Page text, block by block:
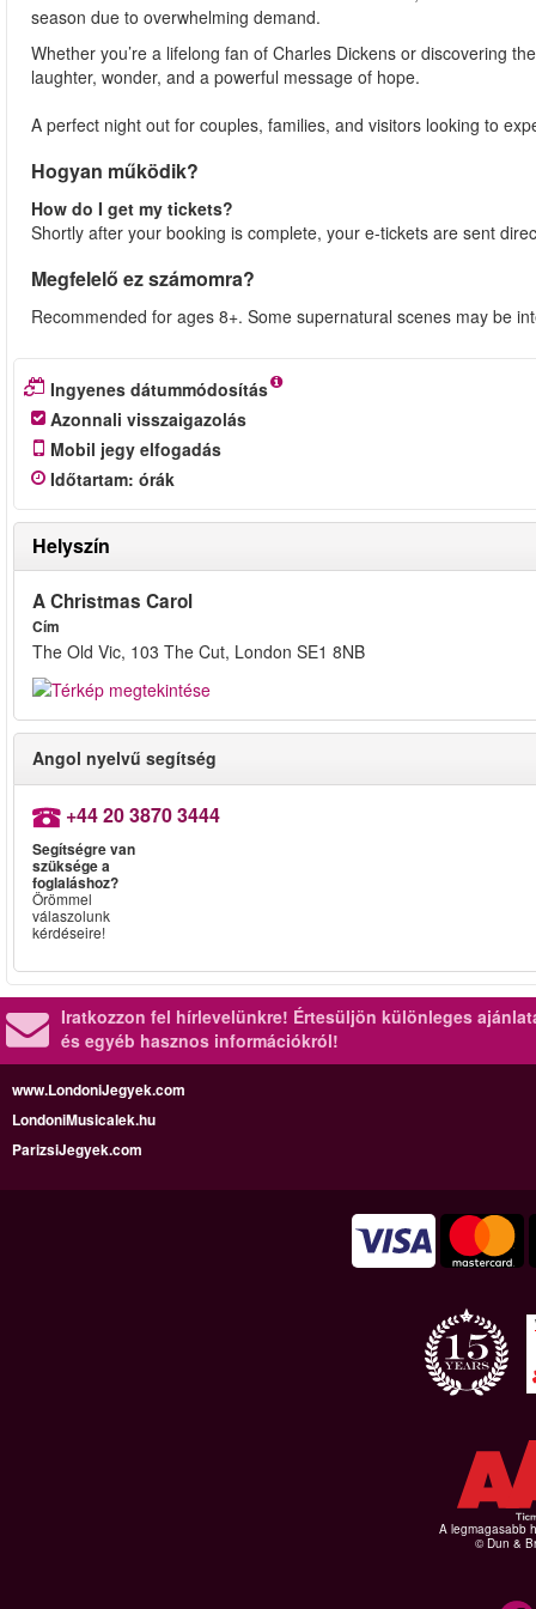
season due to overwhelming demand.
Whether you’re a lifelong fan of Charles Dickens or discovering
laughter, wonder, and a powerful message of hope.
A perfect night out for couples, families, and visitors looking to
Hogyan működik?
How do I get my tickets?
Shortly after your booking is complete, your e-tickets are sent
Megfelelő ez számomra?
Recommended for ages 8+. Some supernatural scenes may be
Ingyenes dátummódosítás
Azonnali visszaigazolás
Mobil jegy elfogadás
Időtartam: órák
Helyszín
A Christmas Carol
Cím
The Old Vic, 103 The Cut, London SE1 8NB
Angol nyelvű segítség
+44 20 3870 3444
Segítségre van
szüksége a
foglaláshoz?
Örömmel
válaszolunk
kérdéseire!
Iratkozzon fel hírlevelünkre! Értesüljön különleges
és egyéb hasznos információkról!
www.LondoniJegyek.com
LondoniMusicalek.hu
ParizsiJegyek.com
A legmagasabb
© Dun &